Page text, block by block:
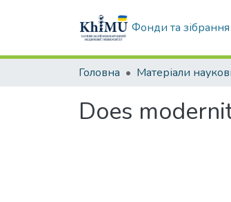
Фонди та зібрання
Головна
Does